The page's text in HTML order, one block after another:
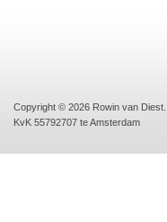
Copyright © 2026 Rowin van Diest.
KvK 55792707 te Amsterdam